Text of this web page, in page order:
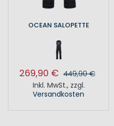
OCEAN SALOPETTE
269,90 € 449,90 €
Inkl. MwSt., zzgl.
Versandkosten